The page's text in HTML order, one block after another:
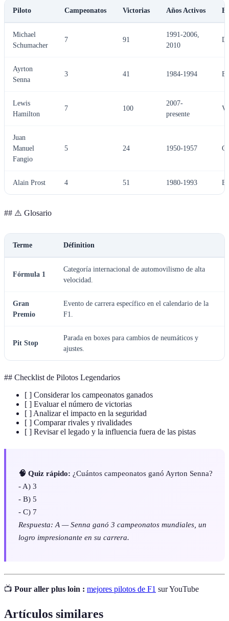
Piloto Campeonatos Victorias Años Activos
Michael
Schumacher
7 91
1991-2006,
2010
Ayrton
Senna
3 41 1984-1994
Lewis
Hamilton
7 100
2007-
presente
Juan
Manuel
Fangio
5 24 1950-1957
Alain Prost 4 51 1980-1993
## ⚠️ Glosario
Terme Définition
Fórmula 1
Categoría internacional de automovilismo de alta
velocidad.
Gran
Premio
Evento de carrera específico en el calendario de la
F1.
Pit Stop
Parada en boxes para cambios de neumáticos y
ajustes.
## Checklist de Pilotos Legendarios
[ ] Considerar los campeonatos ganados
[ ] Evaluar el número de victorias
[ ] Analizar el impacto en la seguridad
[ ] Comparar rivales y rivalidades
[ ] Revisar el legado y la influencia fuera de las pistas
🧠 Quiz rápido: ¿Cuántos campeonatos ganó Ayrton Senna?
- A) 3
- B) 5
- C) 7
Respuesta: A — Senna ganó 3 campeonatos mundiales, un
logro impresionante en su carrera.
📺 Pour aller plus loin : mejores pilotos de F1 sur YouTube
Artículos similares